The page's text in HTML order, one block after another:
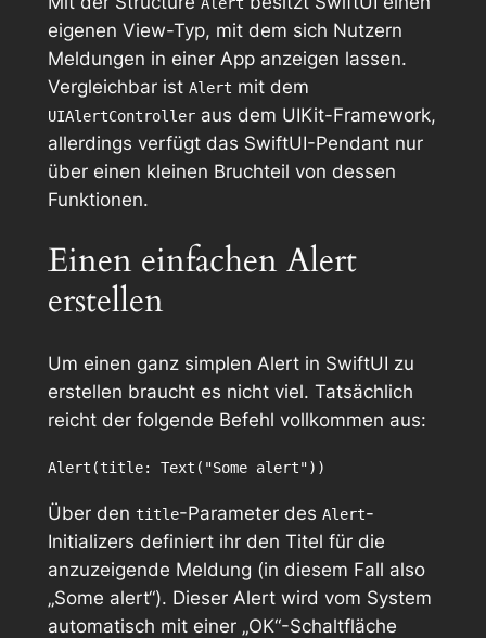
eigenen View-Typ, mit dem sich Nutzern
Meldungen in einer App anzeigen lassen.
Vergleichbar ist Alert mit dem
UIAlertControlleraus dem UIKit-Framework,
allerdings verfügt das SwiftUI-Pendant nur
über einen kleinen Bruchteil von dessen
Funktionen.
Einen einfachen Alert
erstellen
Um einen ganz simplen Alert in SwiftUI zu
erstellen braucht es nicht viel. Tatsächlich
reicht der folgende Befehl vollkommen aus:
Alert(title: Text("Some alert"))
Über den title-Parameter des Alert-
Initializers definiert ihr den Titel für die
anzuzeigende Meldung (in diesem Fall also
„Some alert“). Dieser Alert wird vom System
automatisch mit einer „OK“-Schaltfläche